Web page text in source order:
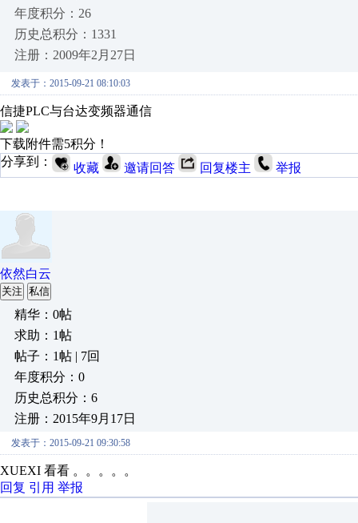
年度积分：26
历史总积分：1331
注册：2009年2月27日
发表于：2015-09-21 08:10:03
信捷PLC与台达变频器通信
下载附件需5积分！
分享到：
收藏 邀请回答 回复楼主 举报
依然白云
关注 私信
精华：0帖
求助：1帖
帖子：1帖 | 7回
年度积分：0
历史总积分：6
注册：2015年9月17日
发表于：2015-09-21 09:30:58
XUEXI 看看 。。。。。
回复 引用 举报